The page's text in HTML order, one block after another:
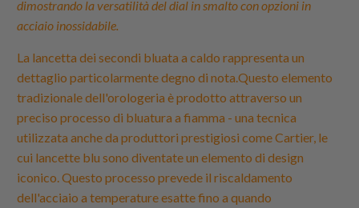
dimostrando la versatilità del dial in smalto con opzioni in
acciaio inossidabile.
La lancetta dei secondi bluata a caldo rappresenta un
dettaglio particolarmente degno di nota.Questo elemento
tradizionale dell'orologeria è prodotto attraverso un
preciso processo di bluatura a fiamma - una tecnica
utilizzata anche da produttori prestigiosi come Cartier, le
cui lancette blu sono diventate un elemento di design
iconico. Questo processo prevede il riscaldamento
dell'acciaio a temperature esatte fino a quando